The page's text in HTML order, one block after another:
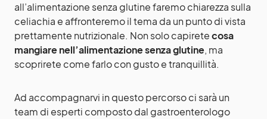
all’alimentazione senza glutine faremo chiarezza sulla
celiachia e affronteremo il tema da un punto di vista
prettamente nutrizionale. Non solo capiretecosa
mangiare nell’alimentazione senza glutine, ma
scoprirete come farlo con gusto e tranquillità.
Ad accompagnarvi in questo percorso ci sarà un
team di esperti composto dal gastroenterologo